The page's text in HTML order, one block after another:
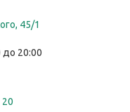
45/1
до 20:00